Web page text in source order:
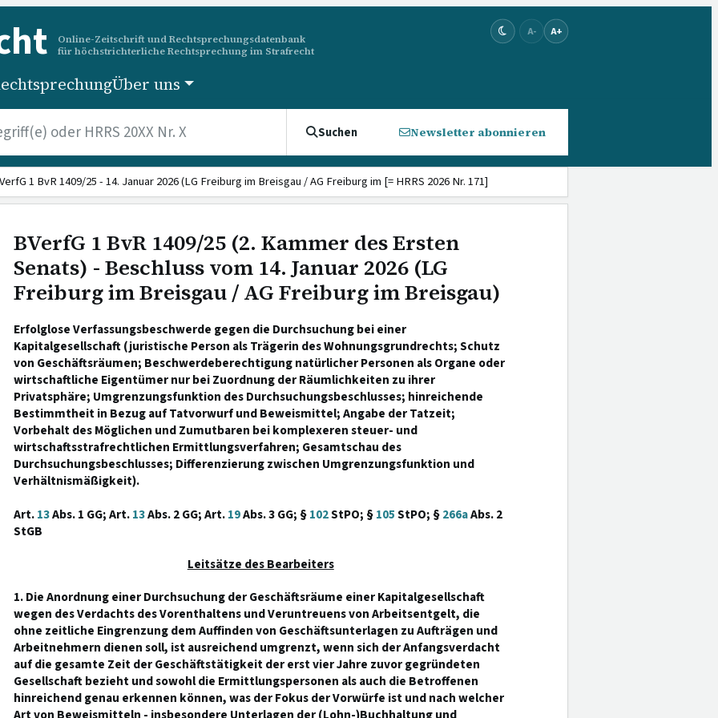
Online-Zeitschrift und Rechtsprechungsdatenbank
für höchstrichterliche Rechtsprechung im Strafrecht
A- A+
Über uns
Suchen Newsletter abonnieren
1 BvR 1409/25 - 14. Januar 2026 (LG Freiburg im Breisgau / AG Freiburg im [= HRRS 2026 Nr. 171]
BVerfG 1 BvR 1409/25 (2. Kammer des Ersten
Senats) - Beschluss vom 14. Januar 2026 (LG
Freiburg im Breisgau / AG Freiburg im Breisgau)
Erfolglose Verfassungsbeschwerde gegen die Durchsuchung bei einer
Kapitalgesellschaft (juristische Person als Trägerin des Wohnungsgrundrechts; Schutz
von Geschäftsräumen; Beschwerdeberechtigung natürlicher Personen als Organe oder
wirtschaftliche Eigentümer nur bei Zuordnung der Räumlichkeiten zu ihrer
Privatsphäre; Umgrenzungsfunktion des Durchsuchungsbeschlusses; hinreichende
Bestimmtheit in Bezug auf Tatvorwurf und Beweismittel; Angabe der Tatzeit;
Vorbehalt des Möglichen und Zumutbaren bei komplexeren steuer- und
wirtschaftsstrafrechtlichen Ermittlungsverfahren; Gesamtschau des
Durchsuchungsbeschlusses; Differenzierung zwischen Umgrenzungsfunktion und
Verhältnismäßigkeit).
Art.13Abs. 1 GG; Art.13Abs. 2 GG; Art.19Abs. 3 GG; §102StPO; §105StPO; §266aAbs. 2
StGB
Leitsätze des Bearbeiters
1. Die Anordnung einer Durchsuchung der Geschäftsräume einer Kapitalgesellschaft
wegen des Verdachts des Vorenthaltens und Veruntreuens von Arbeitsentgelt, die
ohne zeitliche Eingrenzung dem Auffinden von Geschäftsunterlagen zu Aufträgen und
Arbeitnehmern dienen soll, ist ausreichend umgrenzt, wenn sich der Anfangsverdacht
auf die gesamte Zeit der Geschäftstätigkeit der erst vier Jahre zuvor gegründeten
Gesellschaft bezieht und sowohl die Ermittlungspersonen als auch die Betroffenen
hinreichend genau erkennen können, was der Fokus der Vorwürfe ist und nach welcher